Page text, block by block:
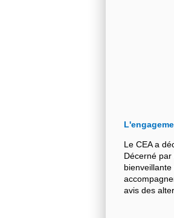
Le CEA a
Décerné
avis des